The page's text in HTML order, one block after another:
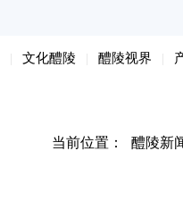
文化醴陵 醴陵视界
当前位置： 醴陵新